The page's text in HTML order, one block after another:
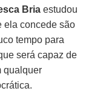
Bria estudou
ela concede são
tempo para
será capaz de
qualquer